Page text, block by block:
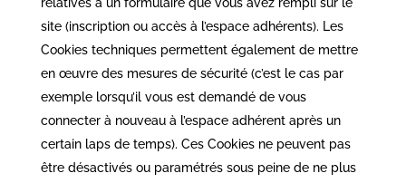
site (inscription ou accès à l’espace adhérents). Les
Cookies techniques permettent également de mettre
en œuvre des mesures de sécurité (c’est le cas par
exemple lorsqu’il vous est demandé de vous
connecter à nouveau à l’espace adhérent après un
certain laps de temps). Ces Cookies ne peuvent pas
être désactivés ou paramétrés sous peine de ne plus